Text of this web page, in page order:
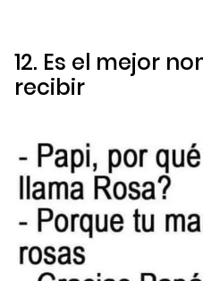
12. Es el mejor
recibir